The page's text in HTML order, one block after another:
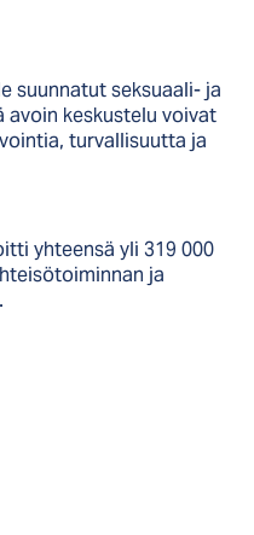
suunnatut seksuaali- ja
avoin keskustelu voivat
turvallisuutta ja
yhteensä yli 319 000
ja